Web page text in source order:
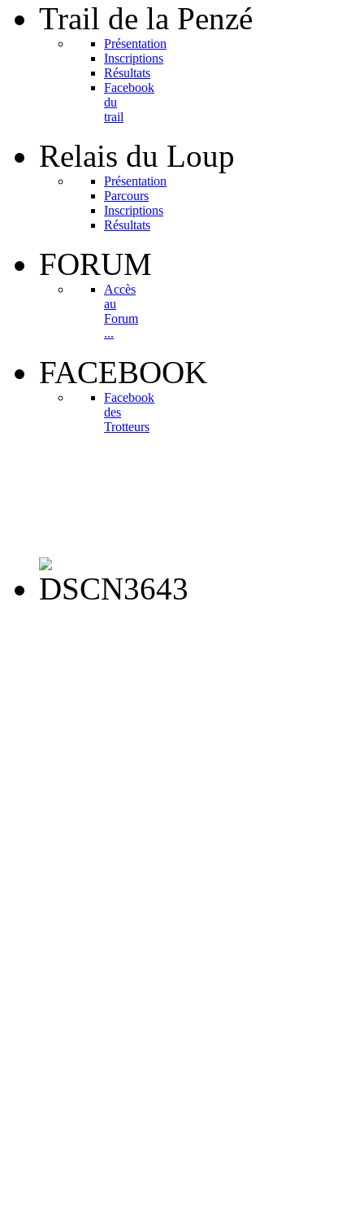
Trail de la Penzé
Présentation
Inscriptions
Résultats
Facebook
du
trail
Relais du Loup
Présentation
Parcours
Inscriptions
Résultats
FORUM
Accès
au
Forum
...
FACEBOOK
Facebook
des
Trotteurs